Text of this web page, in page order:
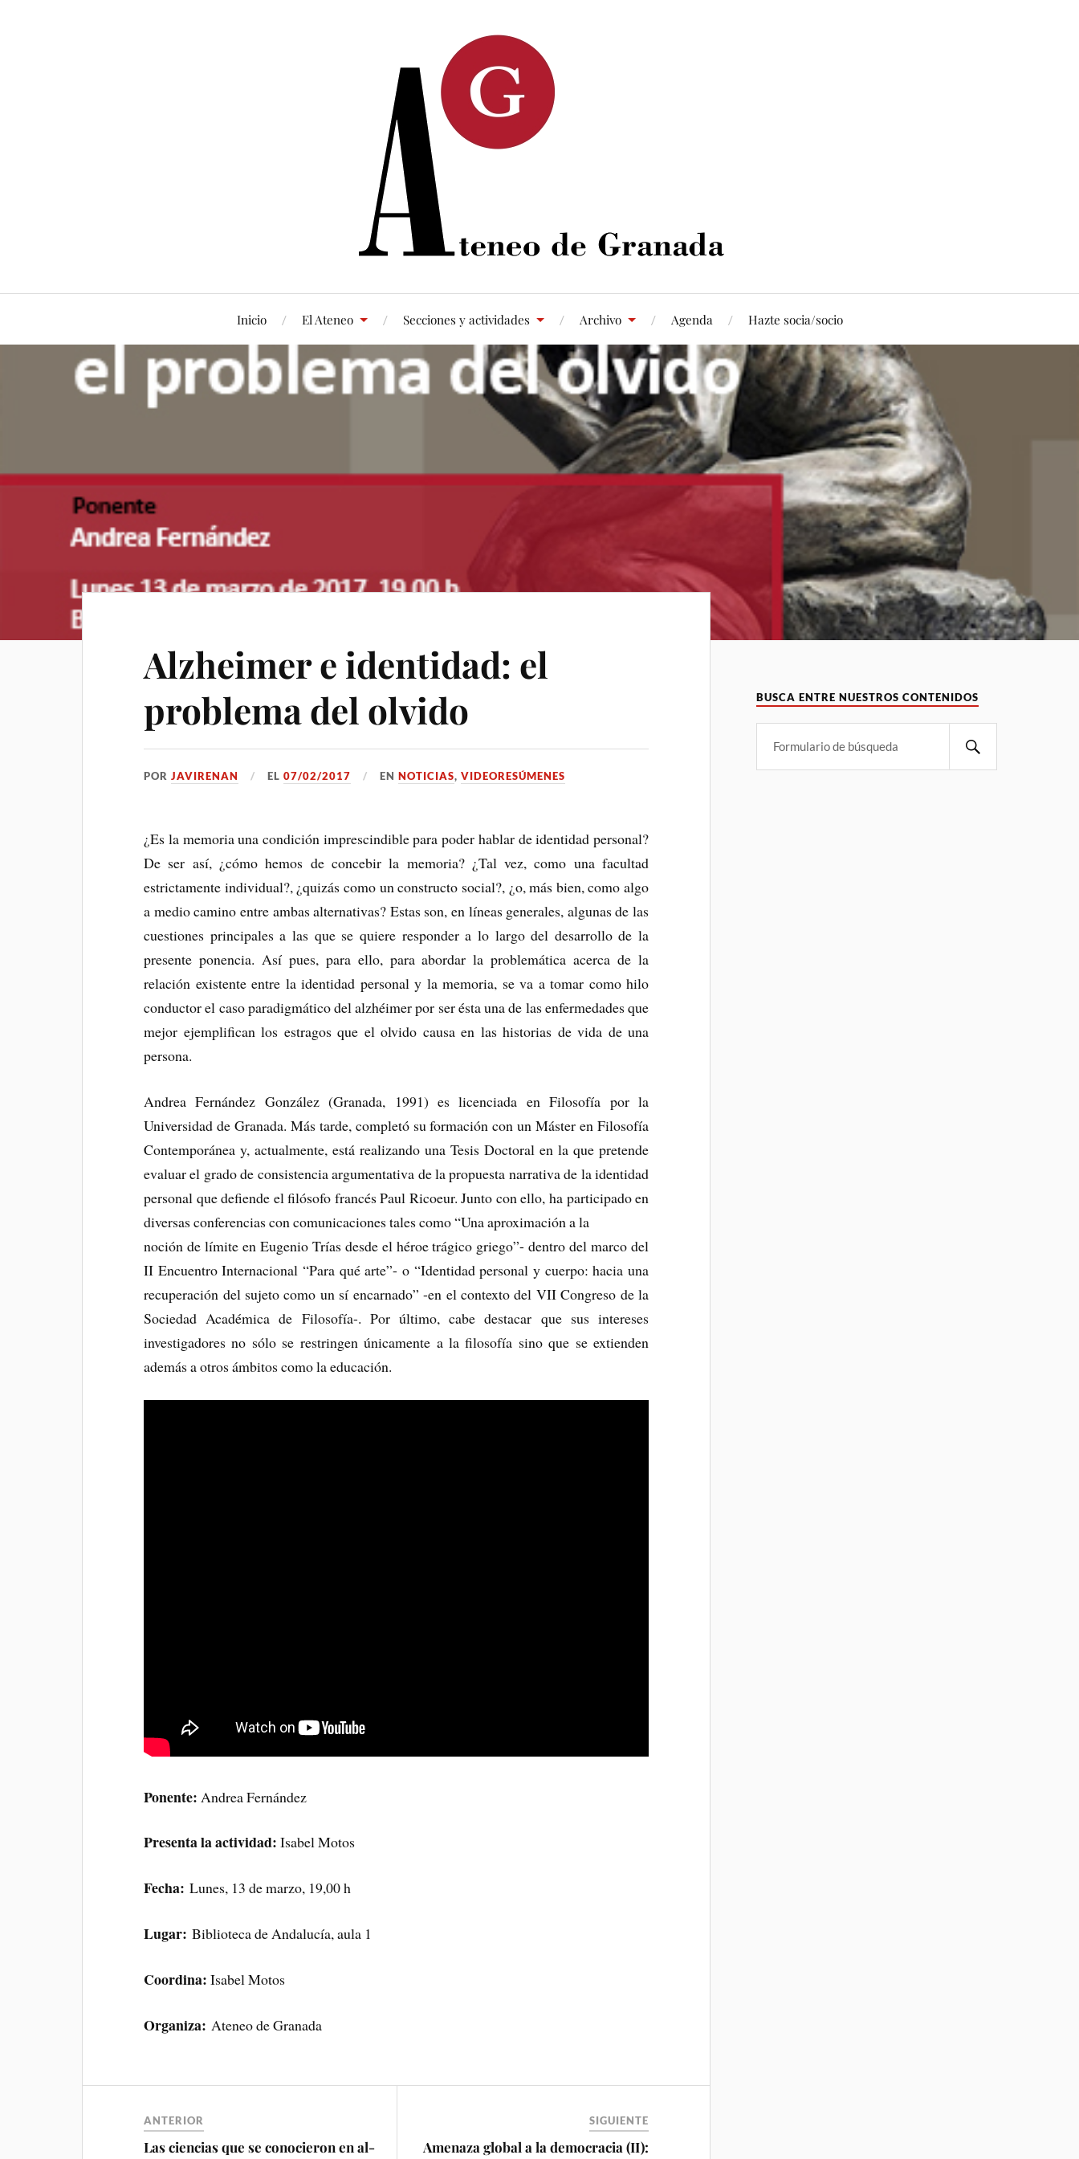
Inicio El Ateneo Secciones y actividades Archivo Agenda Hazte socia/socio
Alzheimer e identidad: el
problema del olvido
PORJAVIRENAN EL07/02/2017 ENNOTICIAS,VIDEORESÚMENES
¿Es la memoria una condición imprescindible para poder hablar de identidad personal?
De ser así, ¿cómo hemos de concebir la memoria? ¿Tal vez, como una facultad
estrictamente individual?, ¿quizás como un constructo social?, ¿o, más bien, como algo
a medio camino entre ambas alternativas? Estas son, en líneas generales, algunas de las
cuestiones principales a las que se quiere responder a lo largo del desarrollo de la
presente ponencia. Así pues, para ello, para abordar la problemática acerca de la
relación existente entre la identidad personal y la memoria, se va a tomar como hilo
conductor el caso paradigmático del alzhéimer por ser ésta una de las enfermedades que
mejor ejemplifican los estragos que el olvido causa en las historias de vida de una
persona.
Andrea Fernández González (Granada, 1991) es licenciada en Filosofía por la
Universidad de Granada. Más tarde, completó su formación con un Máster en Filosofía
Contemporánea y, actualmente, está realizando una Tesis Doctoral en la que pretende
evaluar el grado de consistencia argumentativa de la propuesta narrativa de la identidad
personal que defiende el filósofo francés Paul Ricoeur. Junto con ello, ha participado en
diversas conferencias con comunicaciones tales como “Una aproximación a la
noción de límite en Eugenio Trías desde el héroe trágico griego”- dentro del marco del
II Encuentro Internacional “Para qué arte”- o “Identidad personal y cuerpo: hacia una
recuperación del sujeto como un sí encarnado” -en el contexto del VII Congreso de la
Sociedad Académica de Filosofía-. Por último, cabe destacar que sus intereses
investigadores no sólo se restringen únicamente a la filosofía sino que se extienden
además a otros ámbitos como la educación.
Ponente: Andrea Fernández
Presenta la actividad:Isabel Motos
Fecha:Lunes, 13 de marzo, 19,00 h
Lugar: Biblioteca de Andalucía, aula 1
Coordina: Isabel Motos
Organiza: Ateneo de Granada
ANTERIOR
Las ciencias que se conocieron en al-
SIGUIENTE
Amenaza global a la democracia (II):
BUSCA ENTRE NUESTROS CONTENIDOS